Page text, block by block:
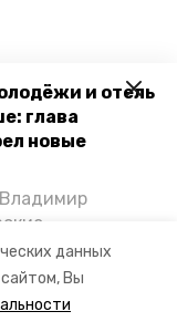
данных
Вы
и отель
глава
новые
Владимир
и
о
для местных